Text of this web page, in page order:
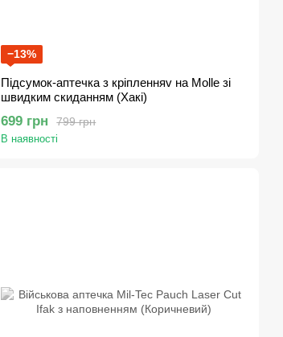
−13%
Підсумок-аптечка з кріпленняv на Molle зі
швидким скиданням (Хакі)
799 грн
699 грн
В наявності